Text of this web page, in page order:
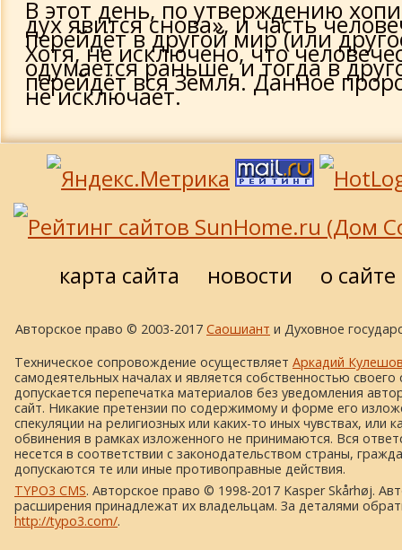
В этот день, по утверждению
дух явится снова», и часть
перейдёт в другой мир (или
Хотя, не исключено, что
одумается раньше, и тогда в
перейдёт вся Земля. Данное
не исключает.
карта сайта новости о сайте
Авторское право © 2003-2017 Саошиант и Духовное
Техническое сопровождение осуществляет Аркадий
самодеятельных началах и является собственностью своего
допускается перепечатка материалов без уведомления
сайт. Никакие претензии по содержимому и форме его
спекуляции на религиозных или каких-то иных чувствах, или
обвинения в рамках изложенного не принимаются. Вся
несется в соответствии с законодательством страны,
допускаются те или иные противоправные действия.
TYPO3 CMS. Авторское право © 1998-2017 Kasper Skårhøj.
расширения принадлежат их владельцам. За деталями
http://typo3.com/.